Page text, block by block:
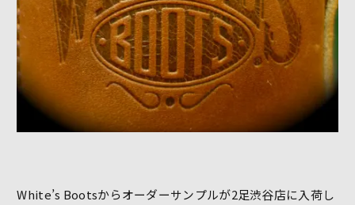
White’s Bootsからオーダーサンプルが2足渋谷店に入荷し